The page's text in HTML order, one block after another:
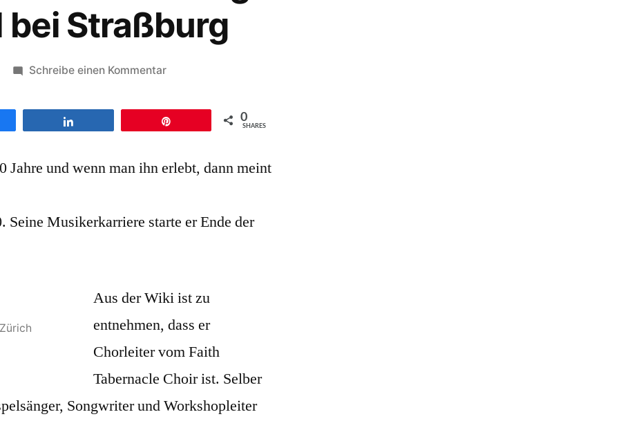
bei Straßburg
Schreibe einen Kommentarzu
mit
Calvin
und
Aas
Straßburg
0
SHARES
Jahre und wenn man ihn erlebt, dann meint
Seine Musikerkarriere starte er Ende der
Aus der Wiki ist zu
entnehmen, dass er
Chorleiter vom Faith
Tabernacle Choir ist. Selber
Songwriter und Workshopleiter